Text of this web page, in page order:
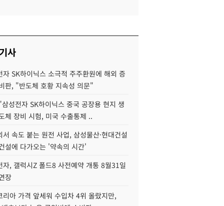
사
자 SK하이닉스 소극적 주주환원에 해외 증
판, "반도체 호황 지속성 의문"
성전자 SK하이닉스 중국 공장용 현지 생
체 장비 시험, 미국 수출통제 ..
서 속도 붙는 원전 사업, 삼성물산·현대건설
설에 다가오는 '약속의 시간'
자, 갤럭시Z 폴드8 사전예약 개통 8월31일
장
리아 가격 앞세워 수입차 4위 올랐지만,